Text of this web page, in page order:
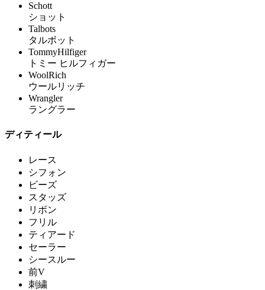
Schott
ショット
Talbots
タルボット
TommyHilfiger
トミー ヒルフィガー
WoolRich
ウールリッチ
Wrangler
ラングラー
ディティール
レース
シフォン
ビーズ
スタッズ
リボン
フリル
ティアード
セーラー
シースルー
前V
刺繍